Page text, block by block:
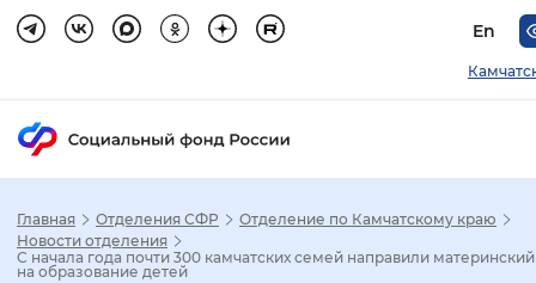
En
Главная Отделения СФР
Отделение по Камчатскому краю
Новости отделения
С начала года почти 300 камчатских семей направили
на образование детей